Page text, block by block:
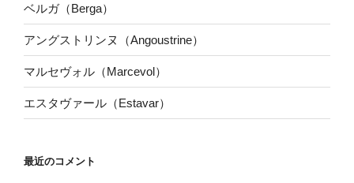
ベルガ（Berga）
アングストリンヌ（Angoustrine）
マルセヴォル（Marcevol）
エスタヴァール（Estavar）
最近のコメント